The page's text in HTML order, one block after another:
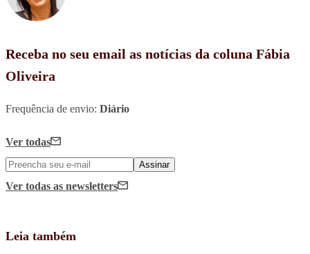
Receba no seu email as notícias da coluna Fábia
Oliveira
Frequência de envio: Diário
Ver todas
Assinar
Ver todas as newsletters
Leia também